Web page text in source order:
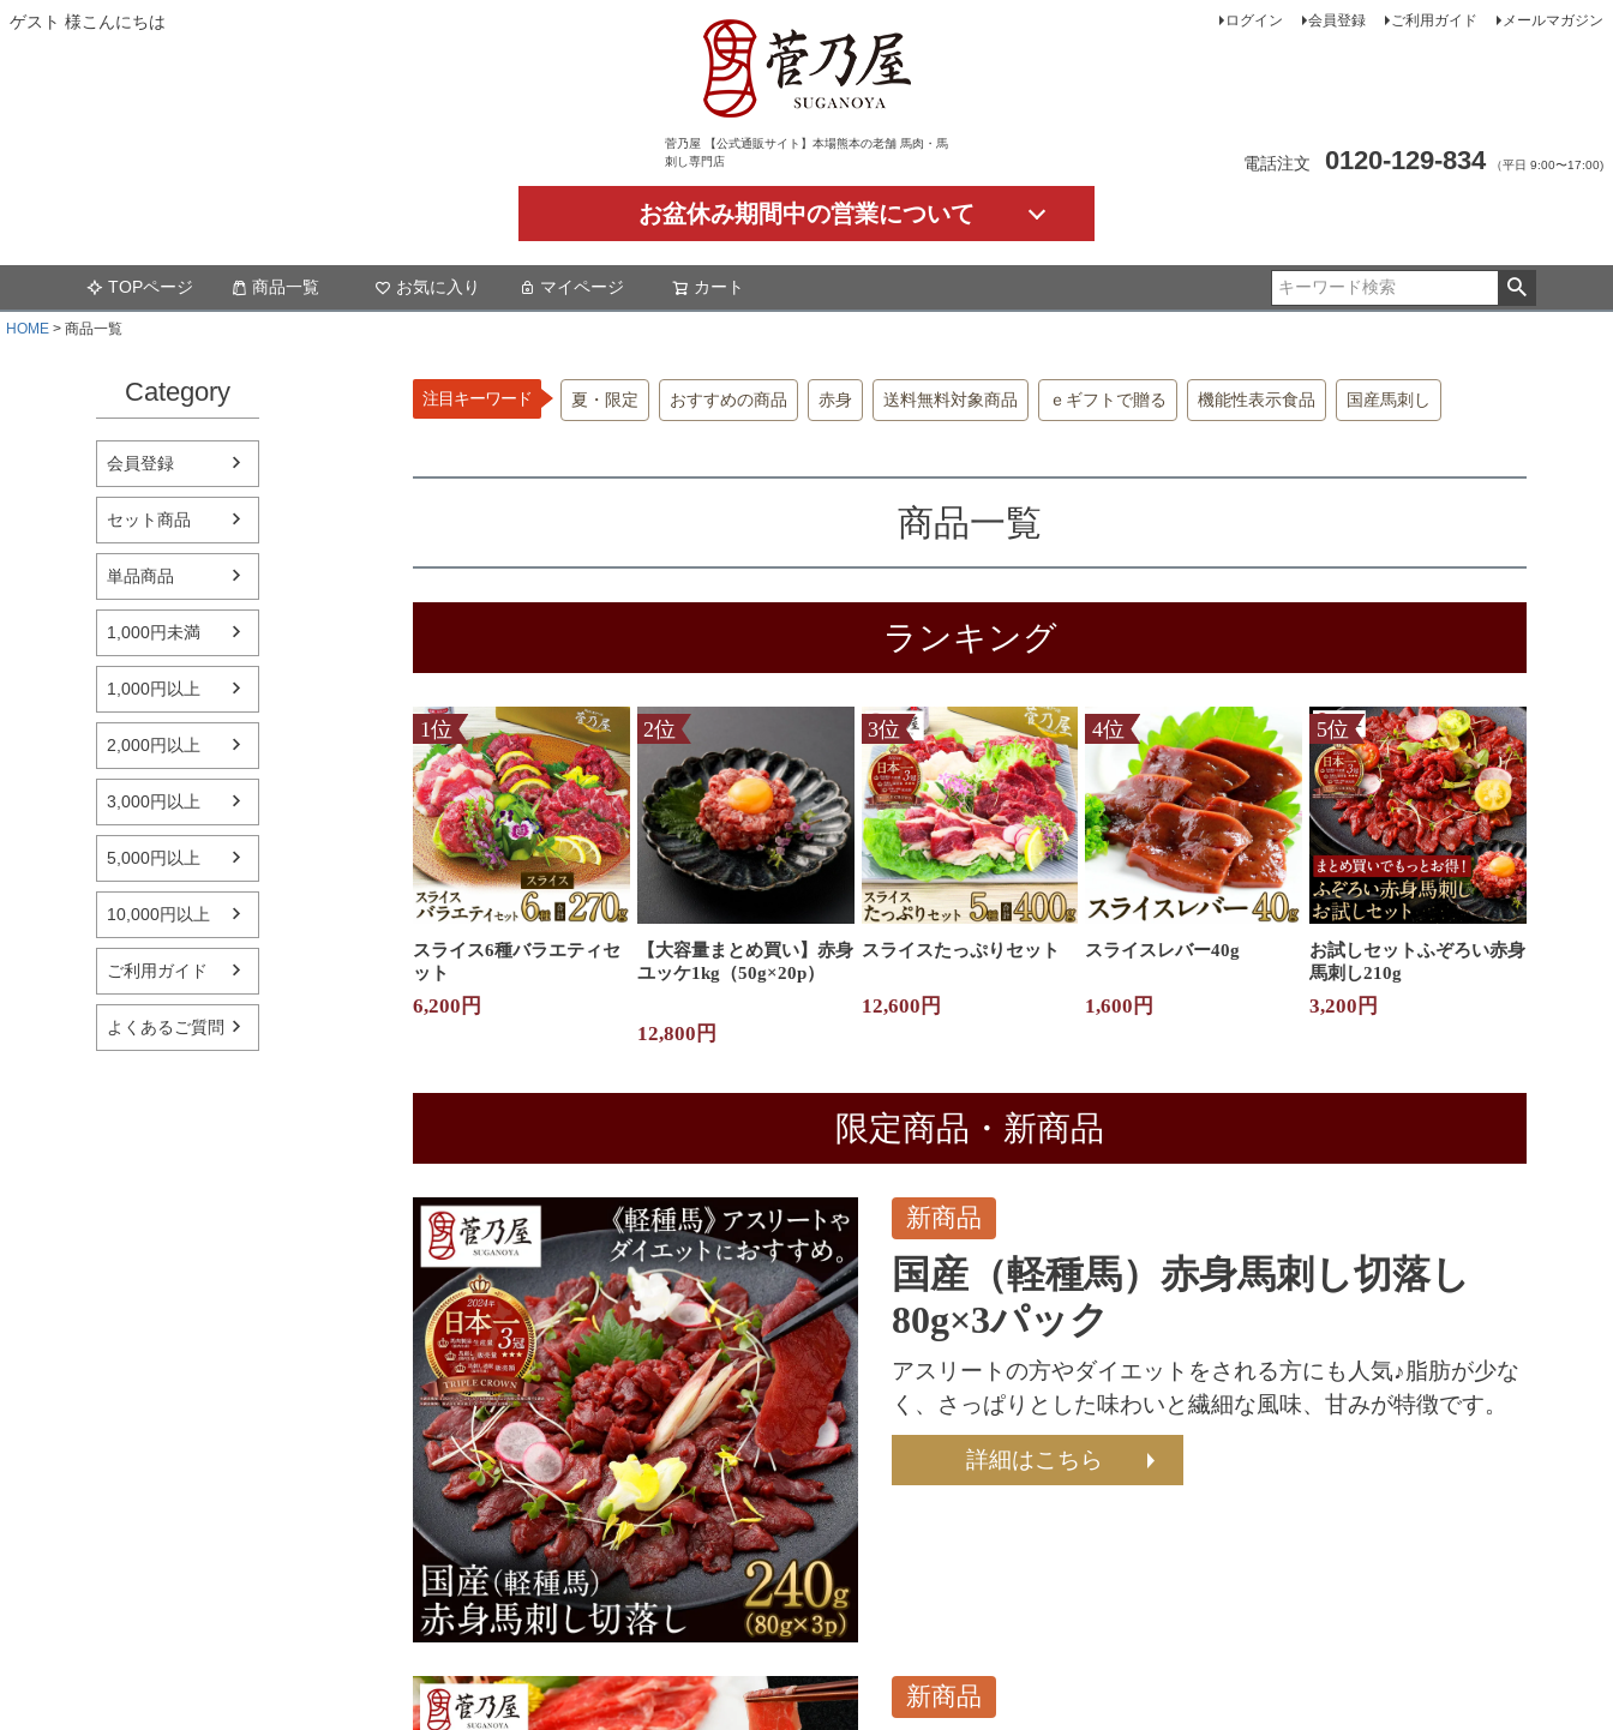
ゲスト 様こんにちは
菅乃屋 【公式通販サイト】本場熊本の老舗 馬肉・馬
刺し専門店
ログイン 会員登録 ご利用ガイド メールマガジン
電話注文 0120-129-834 （平日 9:00〜17:00)
お盆休み期間中の営業について
TOPページ 商品一覧 お気に入り マイページ カート
HOME 商品一覧
Category
会員登録
セット商品
単品商品
1,000円未満
1,000円以上
2,000円以上
3,000円以上
5,000円以上
10,000円以上
ご利用ガイド
よくあるご質問
注目キーワード 夏・限定 おすすめの商品 赤身 送料無料対象商品 ｅギフトで贈る 機能性表示食品 国産馬刺し
商品一覧
スライス6種バラエティセ
ット
6,200円
【大容量まとめ買い】 赤身
ユッケ1kg（50g×20p）
12,800円
スライスたっぷりセット
12,600円
スライスレバー40g
1,600円
お試しセットふぞろい赤身
馬刺し210g
3,200円
限定商品・新商品
新商品
国産（軽種馬）赤身馬刺し切落し
80g×3パック
アスリートの方やダイエットをされる方にも人気♪脂肪が少な
く、さっぱりとした味わいと繊細な風味、甘みが特徴です。
詳細はこちら
新商品